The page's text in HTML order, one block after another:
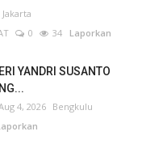
Jakarta
0 34 Laporkan
YANDRI SUSANTO
4, 2026 Bengkulu